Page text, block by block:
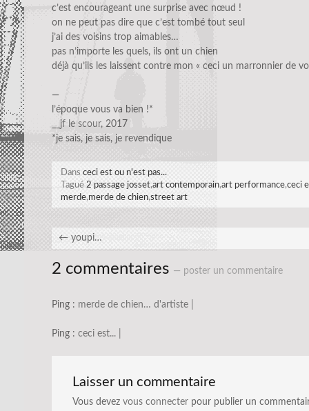
c’est encourageant une surprise avec nœud !
on ne peut pas dire que c’est tombé tout seul
j’ai des voisins trop aimables…
pas n’importe les quels, ils ont un chien
déjà qu’ils les laissent contre mon « ceci un marronnier de
—
l’époque vous va bien !*
__jf le scour, 2017
*je sais, je sais, je revendique
Dans ceci est ou n'est pas...
Tagué 2 passage josset,art contemporain,art performance,ceci
merde,merde de chien,street art
← youpi…
2 commentaires — poster un commentaire
Ping : merde de chien… d'artiste |
Ping : ceci est... |
Laisser un commentaire
Vous devez vous connecter pour publier un